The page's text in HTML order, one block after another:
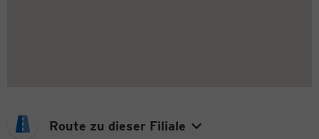
Route zu dieser Filiale